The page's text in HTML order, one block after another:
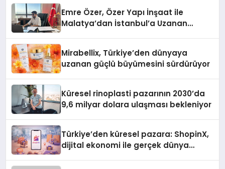
Emre Özer, Özer Yapı İnşaat ile
Malatya’dan İstanbul’a Uzanan
Mirabellix, Türkiye’den dünyaya
uzanan güçlü büyümesini sürdürüyor
Küresel rinoplasti pazarının 2030’da
9,6 milyar dolara ulaşması bekleniyor
Türkiye’den küresel pazara: ShopinX,
dijital ekonomi ile gerçek dünya